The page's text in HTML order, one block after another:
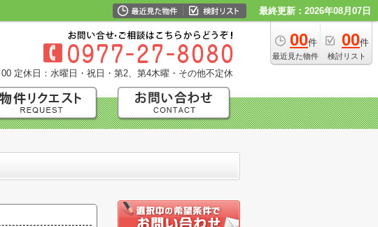
最終更新：2026年08月07日
00件
最近見た物件
00件
検討リスト
定休日：水曜日・祝日・第2、第4木曜・その他不定休